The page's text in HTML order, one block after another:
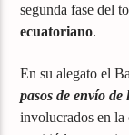
segunda fase del
ecuatoriano.
En su alegato el
pasos de envío
involucrados en la